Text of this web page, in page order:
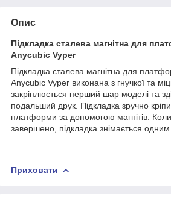
Опис
Підкладка сталева магнітна для
Anycubic Vyper
Підкладка сталева магнітна для
Anycubic Vyper виконана з гнучкої та
закріплюється перший шар моделі та
подальший друк. Підкладка зручно
платформи за допомогою магнітів.
завершено, підкладка знімається одним
Приховати